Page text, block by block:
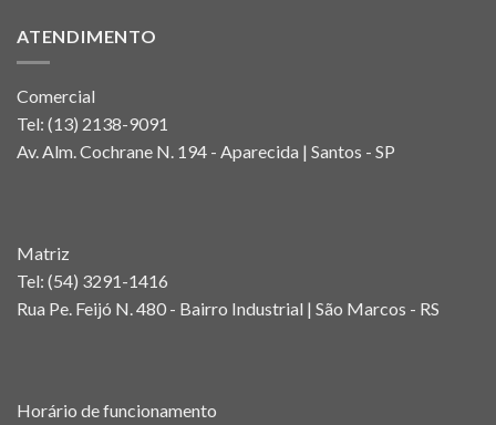
ATENDIMENTO
Comercial
Tel: (13) 2138-9091
Av. Alm. Cochrane N. 194 - Aparecida | Santos - SP
Matriz
Tel: (54) 3291-1416
Rua Pe. Feijó N. 480 - Bairro Industrial | São Marcos - RS
Horário de funcionamento